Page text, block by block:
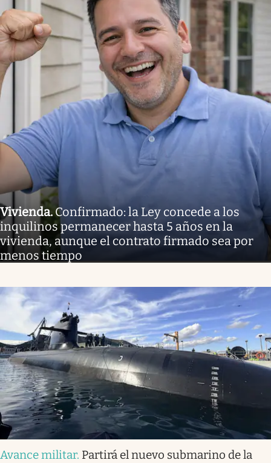
Vivienda.Confirmado: la Ley concede a los
inquilinos permanecer hasta 5 años en la
vivienda, aunque el contrato firmado sea por
menos tiempo
Avance militar. Partirá el nuevo submarino de la